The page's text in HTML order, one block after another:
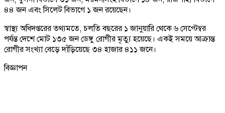
৪৪ জন এবং সিলেট বিভাগে ১ জন রয়েছেন।
স্বাস্থ্য অধিদপ্তরের তথ্যমতে, চলতি বছরের ১ জানুয়ারি থেকে ৬ সেপ্টেম্বর
পর্যন্ত দেশে মোট ১৩৫ জন ডেঙ্গু রোগীর মৃত্যু হয়েছে। একই সময়ে আক্রান্ত
রোগীর সংখ্যা বেড়ে দাঁড়িয়েছে ৩৪ হাজার ৪১১ জনে।
বিজ্ঞাপন